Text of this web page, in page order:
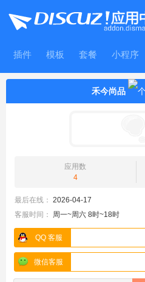
插件 模板 套餐 小程序
禾今尚品
应用数
4
最后在线： 2026-04-17
客服时间：
周一~周六 8时~18时
QQ 客服
微信客服